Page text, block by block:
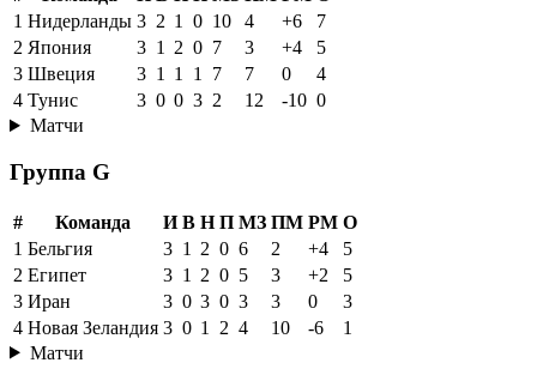
1 Нидерланды 3 2 1 0 10 4 +6
7
2 Япония 3 1 2 0 7 3 +4
5
3 Швеция 3 1 1 1 7 7 0
4
4 Тунис 3 0 0 3 2 12 -10 0
Матчи
Группа G
# Команда И В Н П МЗ ПМ РМ О
1 Бельгия 3 1 2 0 6 2 +4
5
2 Египет 3 1 2 0 5 3 +2
5
3 Иран 3 0 3 0 3 3 0
3
4 Новая Зеландия 3 0 1 2 4 10 -6
1
Матчи